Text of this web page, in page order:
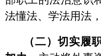
国归侨侨眷权益保护法
外事服务、边界巡查等
开展法治宣传教育，
依法、遇事找法、解